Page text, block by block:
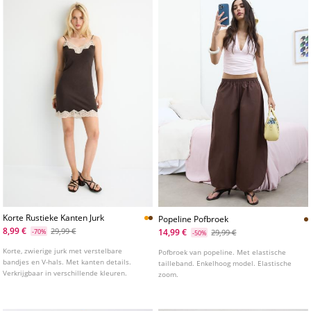
Korte Rustieke Kanten Jurk
8,99 €
-70% 29,99 €
Korte, zwierige jurk met verstelbare
bandjes en V-hals. Met kanten details.
Verkrijgbaar in verschillende kleuren.
Popeline Pofbroek
14,99 €
-50% 29,99 €
Pofbroek van popeline. Met elastische
tailleband. Enkelhoog model. Elastische
zoom.